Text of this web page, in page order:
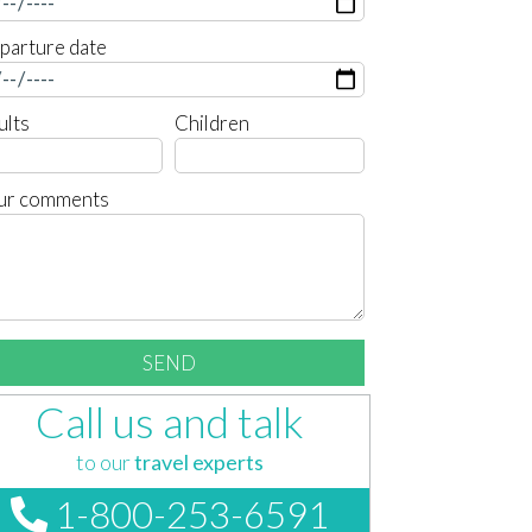
date
Children
comments
Call us and talk
to ourtravel experts
1-800-253-6591